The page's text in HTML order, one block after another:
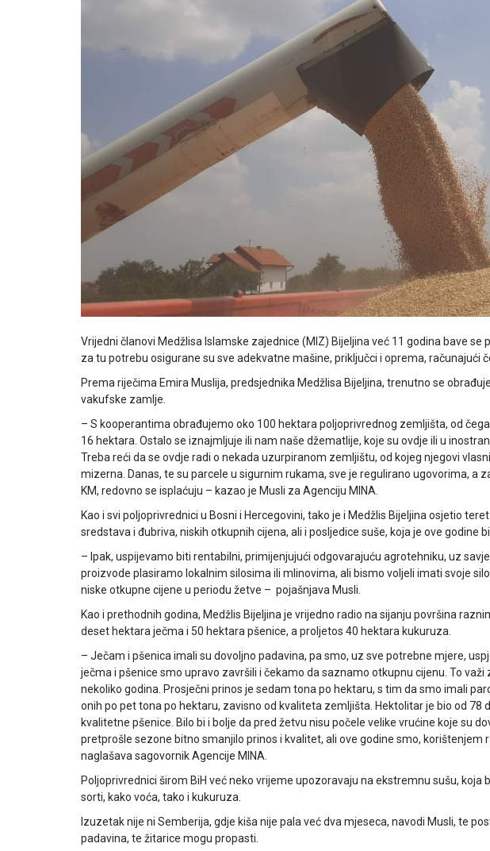
Vrijedni članovi Medžlisa Islamske zajednice (MIZ) Bijeljina već 11 godina bave
za tu potrebu osigurane su sve adekvatne mašine, priključci i oprema, računajući
Prema riječima Emira Muslija, predsjednika Medžlisa Bijeljina, trenutno se
vakufske zamlje.
– S kooperantima obrađujemo oko 100 hektara poljoprivrednog zemljišta, od
16 hektara. Ostalo se iznajmljuje ili nam naše džematlije, koje su ovdje ili u
Treba reći da se ovdje radi o nekada uzurpiranom zemljištu, od kojeg njegovi
mizerna. Danas, te su parcele u sigurnim rukama, sve je regulirano ugovorima, a
KM, redovno se isplaćuju – kazao je Musli za Agenciju MINA.
Kao i svi poljoprivrednici u Bosni i Hercegovini, tako je i Medžlis Bijeljina osjetio
sredstava i đubriva, niskih otkupnih cijena, ali i posljedice suše, koja je ove godine
– Ipak, uspijevamo biti rentabilni, primijenjujući odgovarajuću agrotehniku, uz
proizvode plasiramo lokalnim silosima ili mlinovima, ali bismo voljeli imati svoje
niske otkupne cijene u periodu žetve – pojašnjava Musli.
Kao i prethodnih godina, Medžlis Bijeljina je vrijedno radio na sijanju površina
deset hektara ječma i 50 hektara pšenice, a proljetos 40 hektara kukuruza.
– Ječam i pšenica imali su dovoljno padavina, pa smo, uz sve potrebne mjere,
ječma i pšenice smo upravo završili i čekamo da saznamo otkupnu cijenu. To
nekoliko godina. Prosječni prinos je sedam tona po hektaru, s tim da smo imali
onih po pet tona po hektaru, zavisno od kvaliteta zemljišta. Hektolitar je bio od 78
kvalitetne pšenice. Bilo bi i bolje da pred žetvu nisu počele velike vrućine koje su
pretprošle sezone bitno smanjilo prinos i kvalitet, ali ove godine smo, korištenjem
naglašava sagovornik Agencije MINA.
Poljoprivrednici širom BiH već neko vrijeme upozoravaju na ekstremnu sušu, koja
sorti, kako voća, tako i kukuruza.
Izuzetak nije ni Semberija, gdje kiša nije pala već dva mjeseca, navodi Musli, te
padavina, te žitarice mogu propasti.